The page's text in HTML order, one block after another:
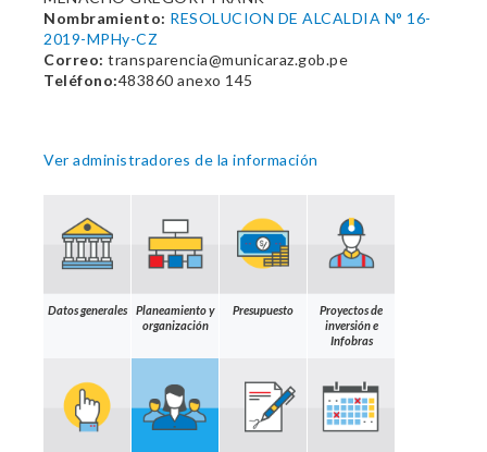
Nombramiento: RESOLUCION DE ALCALDIA N° 16-
2019-MPHy-CZ
Correo: transparencia@municaraz.gob.pe
Teléfono:483860 anexo 145
Ver administradores de la información
Datos generales
Planeamiento y
organización
Presupuesto
Proyectos de
inversión e
Infobras